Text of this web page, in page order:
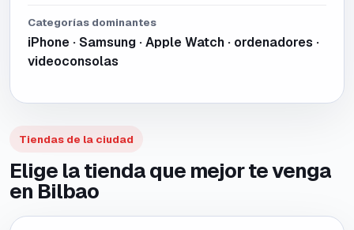
Categorías dominantes
iPhone · Samsung · Apple Watch · ordenadores ·
videoconsolas
Tiendas de la ciudad
Elige la tienda que mejor te venga
en Bilbao